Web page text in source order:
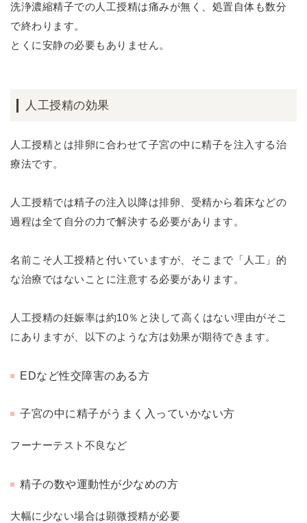
洗浄濃縮精子での人工授精は痛みが無く、処置自体も数分
で終わります。
とくに安静の必要もありません。
人工授精の効果
人工授精とは排卵に合わせて子宮の中に精子を注入する治
療法です。
人工授精では精子の注入以降は排卵、受精から着床などの
過程は全て自分の力で解決する必要があります。
名前こそ人工授精と付いていますが、そこまで「人工」的
な治療ではないことに注意する必要があります。
人工授精の妊娠率は約10％と決して高くはない理由がそこ
にありますが、以下のような方は効果が期待できます。
EDなど性交障害のある方
子宮の中に精子がうまく入っていかない方
フーナーテスト不良など
精子の数や運動性が少なめの方
大幅に少ない場合は顕微授精が必要